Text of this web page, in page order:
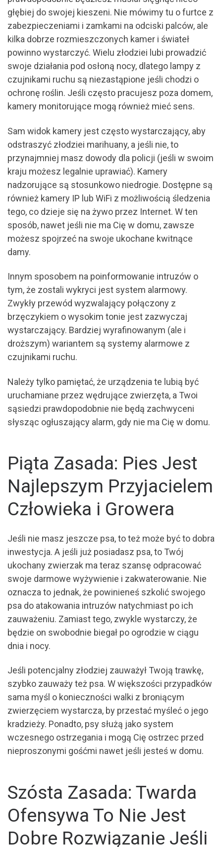
głębiej do swojej kieszeni. Nie mówimy tu o furtce z
zabezpieczeniami i zamkami na odciski palców, ale
kilka dobrze rozmieszczonych kamer i świateł
powinno wystarczyć. Wielu złodziei lubi prowadzić
swoje działania pod osłoną nocy, dlatego lampy z
czujnikami ruchu są niezastąpione jeśli chodzi o
ochronę roślin. Jeśli często pracujesz poza domem,
kamery monitorujące mogą również mieć sens.
Sam widok kamery jest często wystarczający, aby
odstraszyć złodziei marihuany, a jeśli nie, to
przynajmniej masz dowody dla policji (jeśli w swoim
kraju możesz legalnie uprawiać). Kamery
nadzorujące są stosunkowo niedrogie. Dostępne są
również kamery IP lub WiFi z możliwością śledzenia
tego, co dzieje się na żywo przez Internet. W ten
sposób, nawet jeśli nie ma Cię w domu, zawsze
możesz spojrzeć na swoje ukochane kwitnące
damy.
Innym sposobem na poinformowanie intruzów o
tym, że zostali wykryci jest system alarmowy.
Zwykły przewód wyzwalający połączony z
brzęczykiem o wysokim tonie jest zazwyczaj
wystarczający. Bardziej wyrafinowanym (ale i
droższym) wariantem są systemy alarmowe z
czujnikami ruchu.
Należy tylko pamiętać, że urządzenia te lubią być
uruchamiane przez wędrujące zwierzęta, a Twoi
sąsiedzi prawdopodobnie nie będą zachwyceni
słysząc ogłuszający alarm, gdy nie ma Cię w domu.
Piąta Zasada: Pies Jest
Najlepszym Przyjacielem
Człowieka i Growera
Jeśli nie masz jeszcze psa, to też może być to dobra
inwestycja. A jeśli już posiadasz psa, to Twój
ukochany zwierzak ma teraz szansę odpracować
swoje darmowe wyżywienie i zakwaterowanie. Nie
oznacza to jednak, że powinieneś szkolić swojego
psa do atakowania intruzów natychmiast po ich
zauważeniu. Zamiast tego, zwykle wystarczy, że
będzie on swobodnie biegał po ogrodzie w ciągu
dnia i nocy.
Jeśli potencjalny złodziej zauważył Twoją trawkę,
szybko zauważy też psa. W większości przypadków
sama myśl o konieczności walki z broniącym
zwierzęciem wystarcza, by przestać myśleć o jego
kradzieży. Ponadto, psy służą jako system
wczesnego ostrzegania i mogą Cię ostrzec przed
nieproszonymi gośćmi nawet jeśli jesteś w domu.
Szósta Zasada: Twarda
Ofensywa To Nie Jest
Dobre Rozwiązanie Jeśli